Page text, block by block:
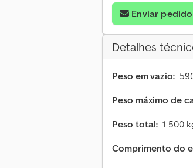
Enviar pedido
Detalhes
Peso em vazio:
Peso máximo de
Peso total: 1 500
Comprimento do